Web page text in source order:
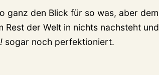
ganz den Blick für so was, aber dem
Rest der Welt in nichts nachsteht und
sogar noch perfektioniert.